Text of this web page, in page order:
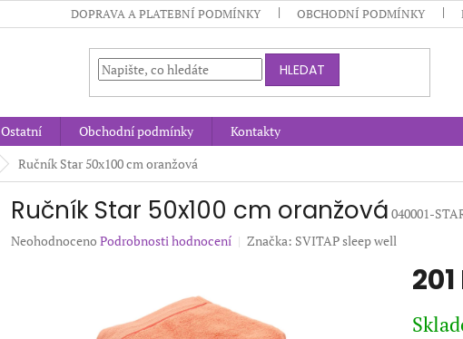
DOPRAVA A PLATEBNÍ PODMÍNKY OBCHODNÍ PODMÍNKY
HLEDAT
Ostatní Obchodní podmínky
Kontakty
Ručník Star 50x100 cm oranžová
Ručník Star 50x100 cm oranžová 040001-
Průměrné
Neohodnoceno Podrobnosti hodnocení Značka: SVITAP sleep well
cena: